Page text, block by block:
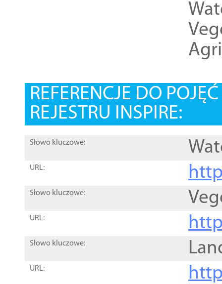
REFERENCJE DO
REJESTRU INSPIRE:
Słowo kluczowe:
URL:
Słowo kluczowe:
URL:
Słowo kluczowe:
URL: